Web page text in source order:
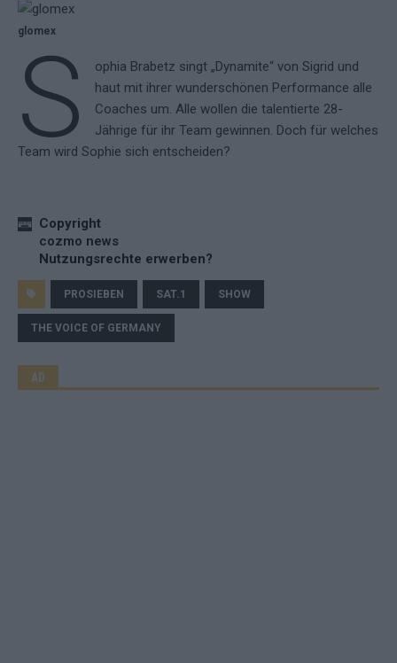
glomex
S
ophia Brabetz singt „Dynamite“ von Sigrid und
haut mit ihrer wunderschönen Performance alle
Coaches um. Alle wollen die talentierte 28-
Jährige für ihr Team gewinnen. Doch für welches
Team wird Sophie sich entscheiden?
Copyright
cozmo news
Nutzungsrechte erwerben?
PROSIEBEN SAT.1 SHOW
THE VOICE OF GERMANY
AD